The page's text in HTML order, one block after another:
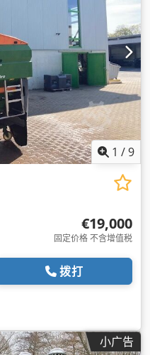
1 /9
€19,000
固定价格 不含增值税
拨打
小广告